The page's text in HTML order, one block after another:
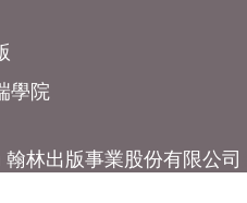
學院
林出版事業股份有限公司